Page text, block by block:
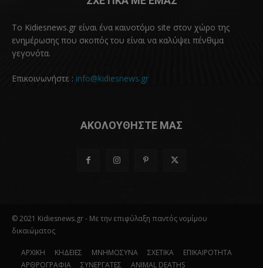
Το Kidiesnews.gr είναι ένα καινοτόμο site στον χώρο της
ενημέρωσης που σκοπός του είναι να καλύψει πένθιμα
γεγονότα.
Επικοινωνήστε : info@kidiesnews.gr
ΑΚΟΛΟΥΘΗΣΤΕ ΜΑΣ
© 2021 Kidiesnews.gr - Με την επιφύλαξη παντός νομίμου
δικαιώματος
ΑΡΧΙΚΗ ΚΗΔΕΙΕΣ ΜΝΗΜΟΣΥΝΑ ΣΧΕΤΙΚΑ
ΕΠΙΚΑΙΡΟΤΗΤΑ
ΑΡΘΡΟΓΡΑΦΙΑ
ΣΥΝΕΡΓΑΤΕΣ ANIMAL DEATHS